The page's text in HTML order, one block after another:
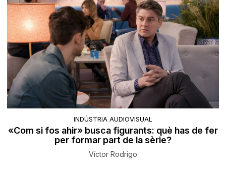
INDÚSTRIA AUDIOVISUAL
«Com si fos ahir» busca figurants: què has de fer
per formar part de la sèrie?
Víctor Rodrigo